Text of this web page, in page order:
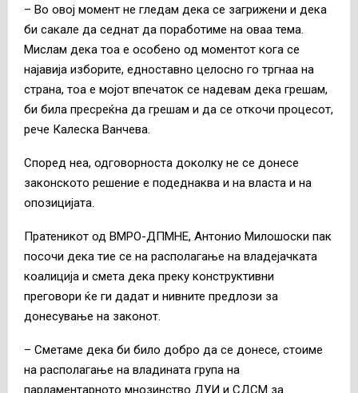
– Во овој момент не гледам дека се загрижени и дека
би сакале да седнат да поработиме на оваа тема.
Мислам дека тоа е особено од моментот кога се
најавија изборите, едноставно целосно го тргнаа на
страна, тоа е мојот впечаток се надевам дека грешам,
би била пресреќна да грешам и да се откочи процесот,
рече Калеска Ванчева.
Според неа, одговорноста доколку не се донесе
законското решение е подеднаква и на власта и на
опозицијата.
Пратеникот од ВМРО-ДПМНЕ, Антонио Милошоски пак
посочи дека тие се на располагање на владејачката
коалиција и смета дека преку конструктивни
преговори ќе ги дадат и нивните предлози за
донесување на законот.
– Сметаме дека би било добро да се донесе, стоиме
на располагање на владината група на
парламентарното мнозинство ДУИ и СДСМ за